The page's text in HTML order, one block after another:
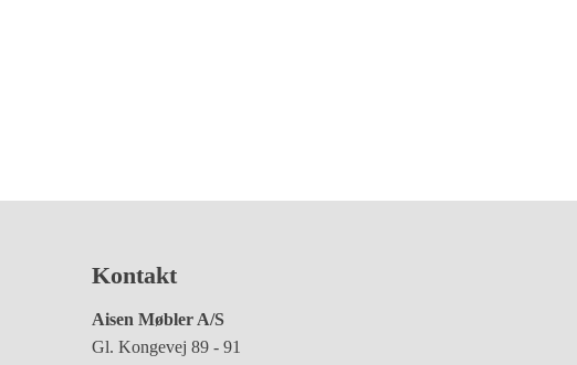
Kontakt
Aisen Møbler A/S
Gl. Kongevej 89 - 91